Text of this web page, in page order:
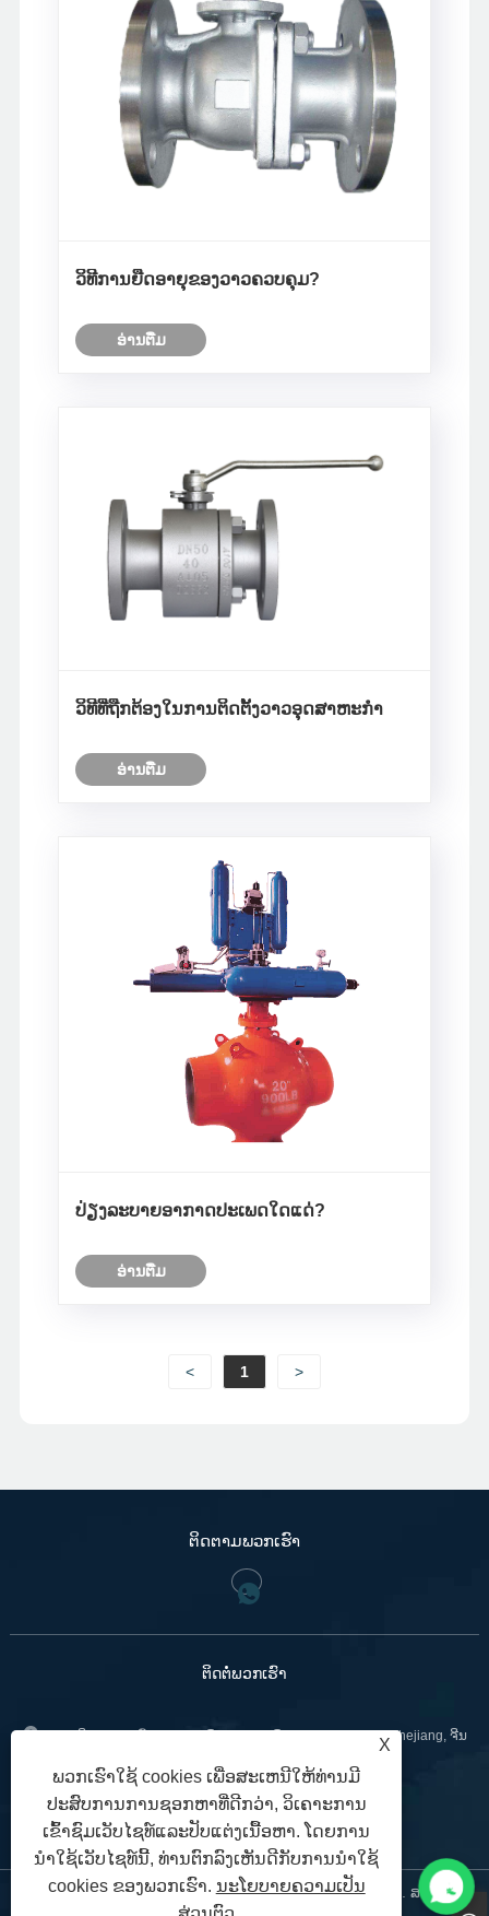
ວິທີການຍືດອາຍຸຂອງວາວຄວບຄຸມ?
ອ່ານ​ຕື່ມ
ວິທີທີ່ຖືກຕ້ອງໃນການຕິດຕັ້ງວາວອຸດສາຫະກໍາ
ອ່ານ​ຕື່ມ
ປ່ຽງລະບາຍອາກາດປະເພດໃດແດ່?
ອ່ານ​ຕື່ມ
< 1 >
ຕິດ​ຕາມ​ພວກ​ເຮົາ
ຕິດ​ຕໍ່​ພວກ​ເຮົາ
:ເລກທີ 799 ຖະໜົນ Jinniu, ເມືອງ Bihu, ເມືອງ Liandu, Lishui, Zhejiang, ຈີນ
ໂທ: +86-18967740566
: sales02@gntvalve.com
ສະຫງວນລິຂະສິດ © 2024 Zhejiang Liangyi Valve Co., Ltd. ສະຫງວນ
X
ພວກເຮົາໃຊ້ cookies ເພື່ອສະເຫນີໃຫ້ທ່ານມີ
ປະສົບການການຊອກຫາທີ່ດີກວ່າ, ວິເຄາະການ
ເຂົ້າຊົມເວັບໄຊທ໌ແລະປັບແຕ່ງເນື້ອຫາ. ໂດຍການ
ນໍາໃຊ້ເວັບໄຊທ໌ນີ້, ທ່ານຕົກລົງເຫັນດີກັບການນໍາໃຊ້
cookies ຂອງພວກເຮົາ. ນະໂຍບາຍຄວາມເປັນ